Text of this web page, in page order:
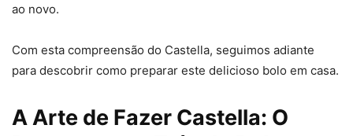
ao novo.
Com esta compreensão do Castella, seguimos adiante
para descobrir como preparar este delicioso bolo em casa.
A Arte de Fazer Castella: O